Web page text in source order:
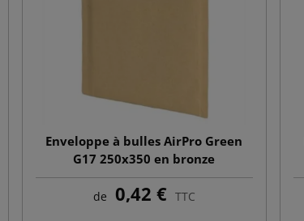
Enveloppe à bulles AirPro Green
G17 250x350 en bronze
de 0,42 € TTC